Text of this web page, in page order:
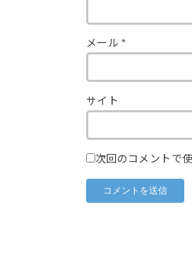
メール*
サイト
次回のコメントで